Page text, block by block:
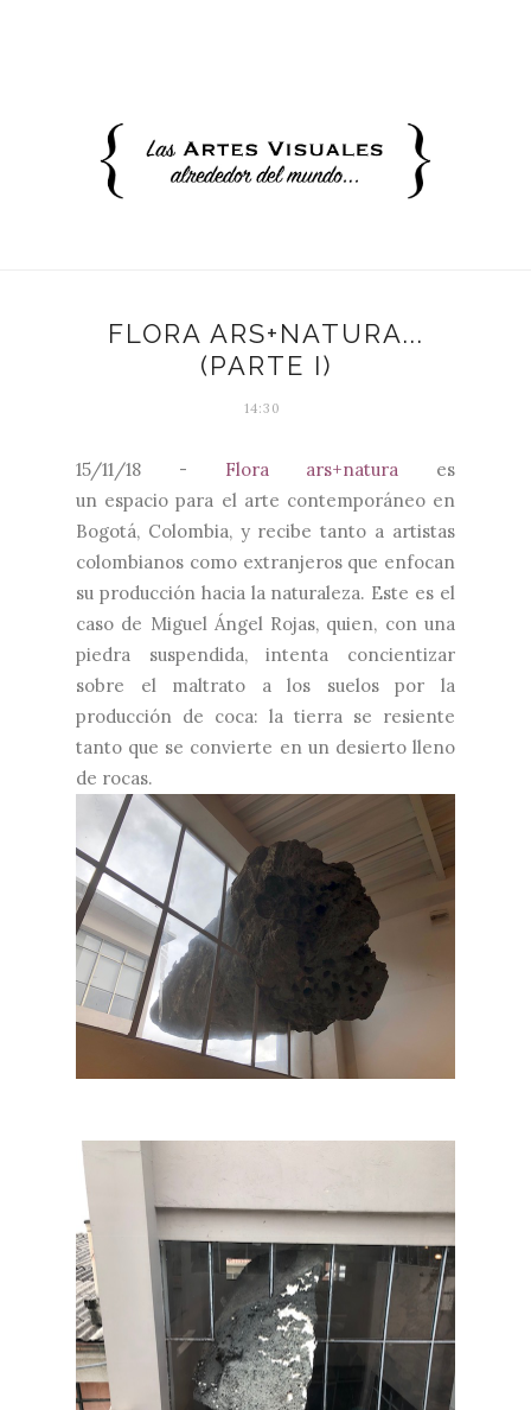
FLORA ARS+NATURA...
(PARTE I)
14:30
15/11/18 - Flora ars+natura es
un espacio para el arte contemporáneo en
Bogotá, Colombia, y recibe tanto a artistas
colombianos como extranjeros que enfocan
su producción hacia la naturaleza. Este es el
caso de Miguel Ángel Rojas, quien, con una
piedra suspendida, intenta concientizar
sobre el maltrato a los suelos por la
producción de coca: la tierra se resiente
tanto que se convierte en un desierto lleno
de rocas.